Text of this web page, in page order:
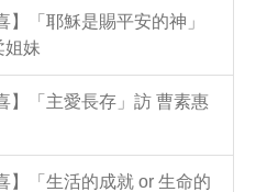
「耶穌是賜平安的神」
姐妹
】「主愛長存」訪 曹素惠
】「生活的成就 or 生命的